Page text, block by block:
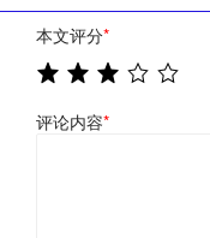
本文评分*
评论内容*